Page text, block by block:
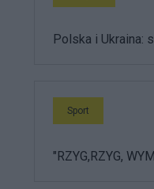
Polska i Ukraina:
Sport
"RZYG,RZYG,